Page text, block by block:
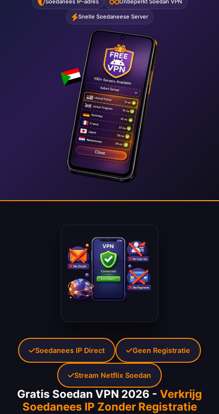
Soedanees IP-adres Onbeperkt Soedan VPN
Snelle Soedaneese Server
Gratis Soedan VPN 2026 - Verkrijg
Soedanees IP Zonder Registratie
Soedanees IP Direct Geen Registratie
Stream Netflix Soedan